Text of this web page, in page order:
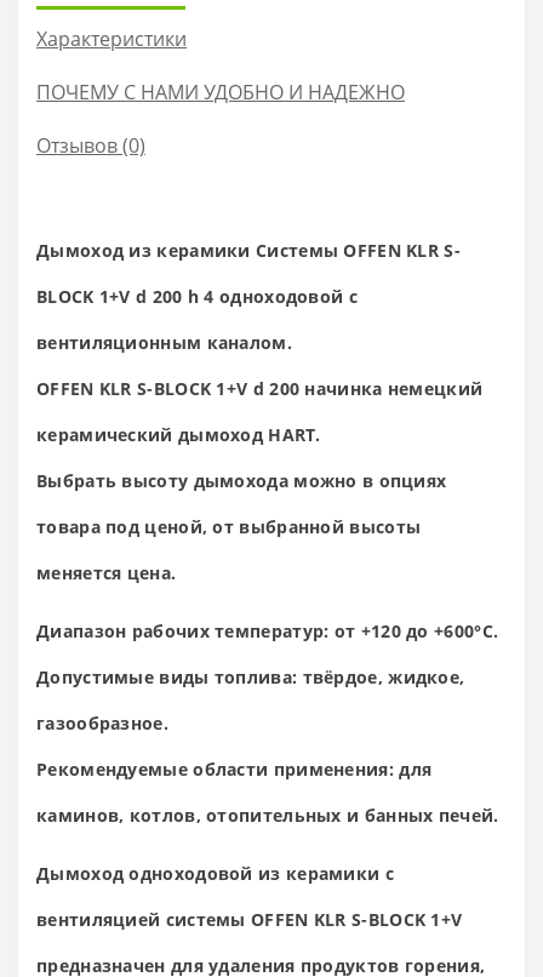
Характеристики
ПОЧЕМУ С НАМИ УДОБНО И НАДЕЖНО
Отзывов (0)
Дымоход из керамики Системы OFFEN KLR S-
BLOCK 1+V d 200 h 4одноходовой с
вентиляционным каналом.
OFFEN KLR S-BLOCK 1+V d 200 начинка немецкий
керамический дымоход HART.
Выбрать высоту дымохода можно в опциях
товара под ценой, от выбранной высоты
меняется цена.
Диапазон рабочих температур: от +120 до +600°С.
Допустимые виды топлива: твёрдое, жидкое,
газообразное.
Рекомендуемые области применения: для
каминов, котлов, отопительных и банных печей.
Дымоход одноходовой из керамики с
вентиляцией системы OFFEN KLR S-BLOCK 1+V
предназначен для удаления продуктов горения,